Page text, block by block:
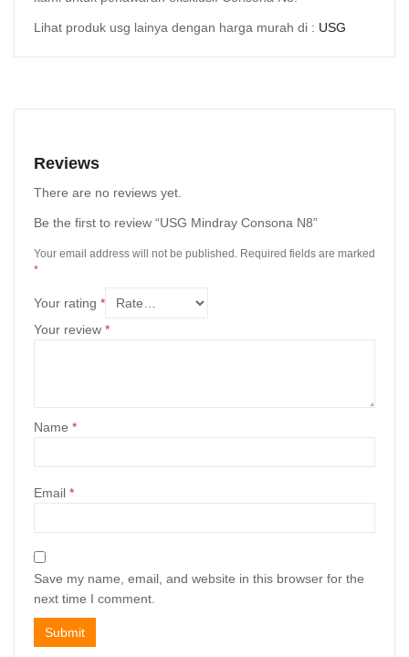
Lihat produk usg lainya dengan harga murah di : USG
Reviews
There are no reviews yet.
Be the first to review “USG Mindray Consona N8”
Your email address will not be published. Required fields are marked
*
Your rating *
Your review *
Name *
Email *
Save my name, email, and website in this browser for the
next time I comment.